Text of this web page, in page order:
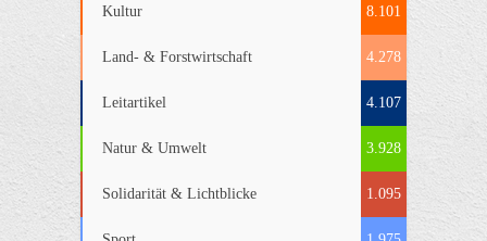
Kultur 8.101
Land- & Forstwirtschaft 4.278
Leitartikel 4.107
Natur & Umwelt 3.928
Solidarität & Lichtblicke 1.095